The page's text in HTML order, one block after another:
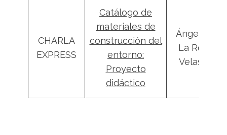
CHARLA
EXPRESS
Catálogo de
materiales de
construcción del
entorno:
Proyecto
didáctico
Ángel De
La Rosa
Velasco